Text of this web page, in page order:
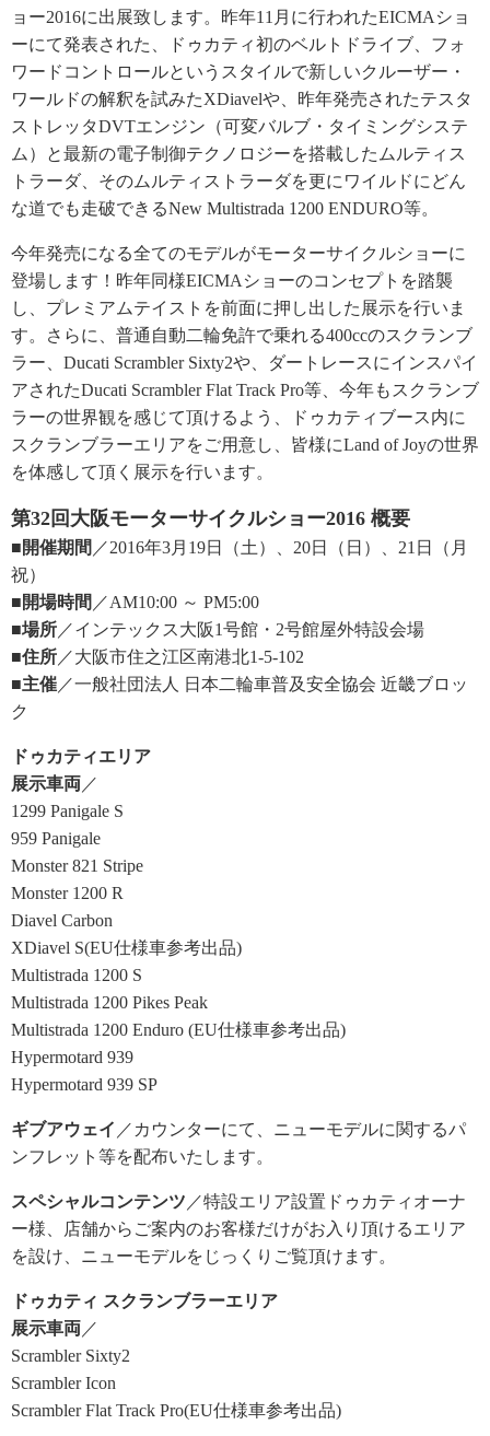
ョー2016に出展致します。昨年11月に行われたEICMAショ
ーにて発表された、ドゥカティ初のベルトドライブ、フォ
ワードコントロールというスタイルで新しいクルーザー・
ワールドの解釈を試みたXDiavelや、昨年発売されたテスタ
ストレッタDVTエンジン（可変バルブ・タイミングシステ
ム）と最新の電子制御テクノロジーを搭載したムルティス
トラーダ、そのムルティストラーダを更にワイルドにどん
な道でも走破できるNew Multistrada 1200 ENDURO等。
今年発売になる全てのモデルがモーターサイクルショーに
登場します！昨年同様EICMAショーのコンセプトを踏襲
し、プレミアムテイストを前面に押し出した展示を行いま
す。さらに、普通自動二輪免許で乗れる400ccのスクランブ
ラー、Ducati Scrambler Sixty2や、ダートレースにインスパイ
アされたDucati Scrambler Flat Track Pro等、今年もスクランブ
ラーの世界観を感じて頂けるよう、ドゥカティブース内に
スクランブラーエリアをご用意し、皆様にLand of Joyの世界
を体感して頂く展示を行います。
第32回大阪モーターサイクルショー2016 概要
■開催期間 ／2016年3月19日（土）、20日（日）、21日（月
祝）
■開場時間 ／AM10:00 ～ PM5:00
■場所 ／インテックス大阪1号館・2号館屋外特設会場
■住所 ／大阪市住之江区南港北1-5-102
■主催 ／一般社団法人 日本二輪車普及安全協会 近畿ブロッ
ク
ドゥカティエリア
展示車両 ／
1299 Panigale S
959 Panigale
Monster 821 Stripe
Monster 1200 R
Diavel Carbon
XDiavel S(EU仕様車参考出品)
Multistrada 1200 S
Multistrada 1200 Pikes Peak
Multistrada 1200 Enduro (EU仕様車参考出品)
Hypermotard 939
Hypermotard 939 SP
ギブアウェイ ／カウンターにて、ニューモデルに関するパ
ンフレット等を配布いたします。
スペシャルコンテンツ ／特設エリア設置ドゥカティオーナ
ー様、店舗からご案内のお客様だけがお入り頂けるエリア
を設け、ニューモデルをじっくりご覧頂けます。
ドゥカティ スクランブラーエリア
展示車両 ／
Scrambler Sixty2
Scrambler Icon
Scrambler Flat Track Pro(EU仕様車参考出品)